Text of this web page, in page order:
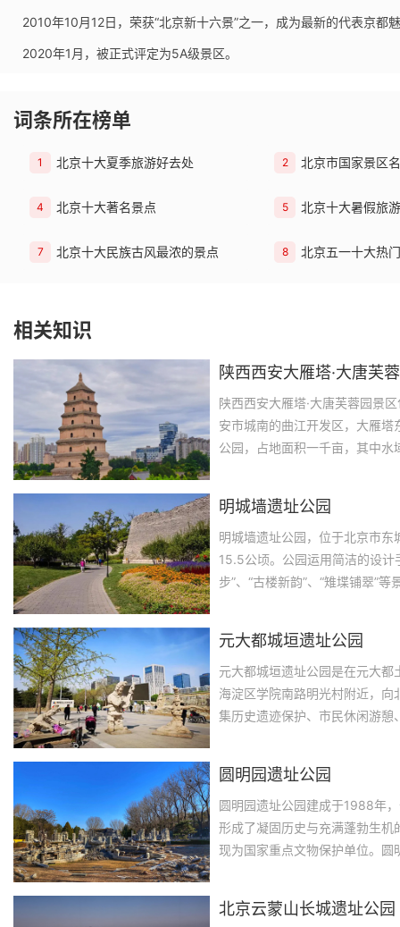
2010年10月12日，荣获“北京新十六景”之一，成为最新的代表京都
2020年1月，被正式评定为5A级景区。
词条所在榜单
1 北京十大夏季旅游好去处 2 北京市国家景区
4 北京十大著名景点 5 北京十大暑假旅
7 北京十大民族古风最浓的景点 8 北京五一十大热
相关知识
陕西西安大雁塔·大唐芙
陕西西安大雁塔·大唐芙蓉园景
安市城南的曲江开发区，大雁
公园，占地面积一千亩，其中
明城墙遗址公园
明城墙遗址公园，位于北京市
15.5公顷。公园运用简洁的设计
步”、“古楼新韵”、“雉堞铺翠”
元大都城垣遗址公园
元大都城垣遗址公园是在元大
海淀区学院南路明光村附近，
集历史遗迹保护、市民休闲游
景观。
圆明园遗址公园
圆明园遗址公园建成于1988年
形成了凝固历史与充满蓬勃生
现为国家重点文物保护单位。
北京云蒙山长城遗址公园